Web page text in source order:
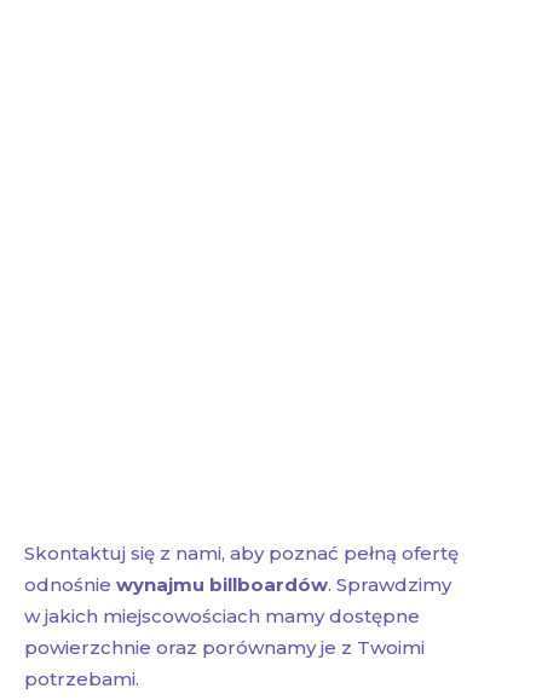
Skontaktuj się z nami, aby poznać pełną ofertę
odnośnie wynajmu billboardów. Sprawdzimy
w jakich miejscowościach mamy dostępne
powierzchnie oraz porównamy je z Twoimi
potrzebami.